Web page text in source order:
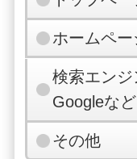
ホームペ
検索エンジ
Googleなど
その他